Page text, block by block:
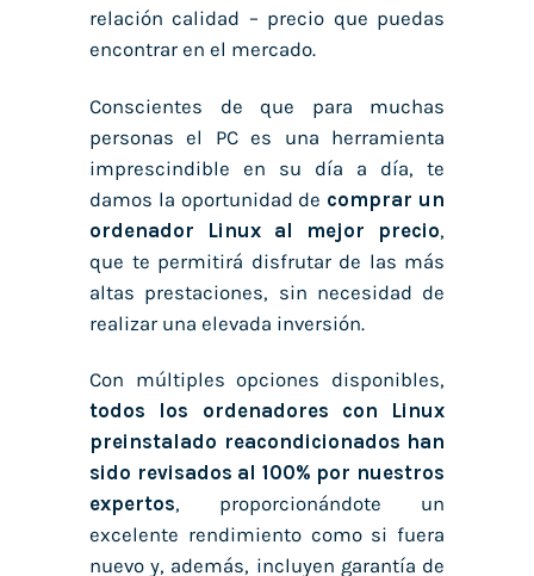
relación calidad – precio que puedas
encontrar en el mercado.
Conscientes de que para muchas
personas el PC es una herramienta
imprescindible en su día a día, te
damos la oportunidad de comprar un
ordenador Linux al mejor precio,
que te permitirá disfrutar de las más
altas prestaciones, sin necesidad de
realizar una elevada inversión.
Con múltiples opciones disponibles,
todos los ordenadores con Linux
preinstalado reacondicionados han
sido revisados al 100% por nuestros
expertos, proporcionándote un
excelente rendimiento como si fuera
nuevo y, además, incluyen garantía de